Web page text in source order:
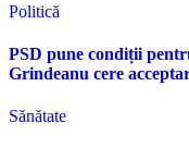
Politică
PSD pune condiții
Grindeanu cere
Sănătate